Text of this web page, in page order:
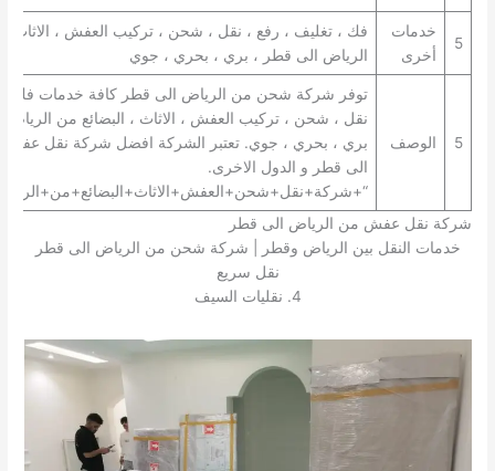
5
خدمات
أخرى
فك ، تغليف ، رفع ، نقل ، شحن ، تركيب العفش ، الاثاث ،
الرياض الى قطر ، بري ، بحري ، جوي
5 الوصف
توفر شركة شحن من الرياض الى قطر كافة خدمات فك ،
نقل ، شحن ، تركيب العفش ، الاثاث ، البضائع من
بري ، بحري ، جوي. تعتبر الشركة افضل شركة نقل عفش
الى قطر و الدول الاخرى.
شركة نقل عفش من الرياض الى قطر
خدمات النقل بين الرياض وقطر | شركة شحن من الرياض الى قطر
نقل سريع
4. نقليات السيف